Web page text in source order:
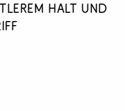
Halt und